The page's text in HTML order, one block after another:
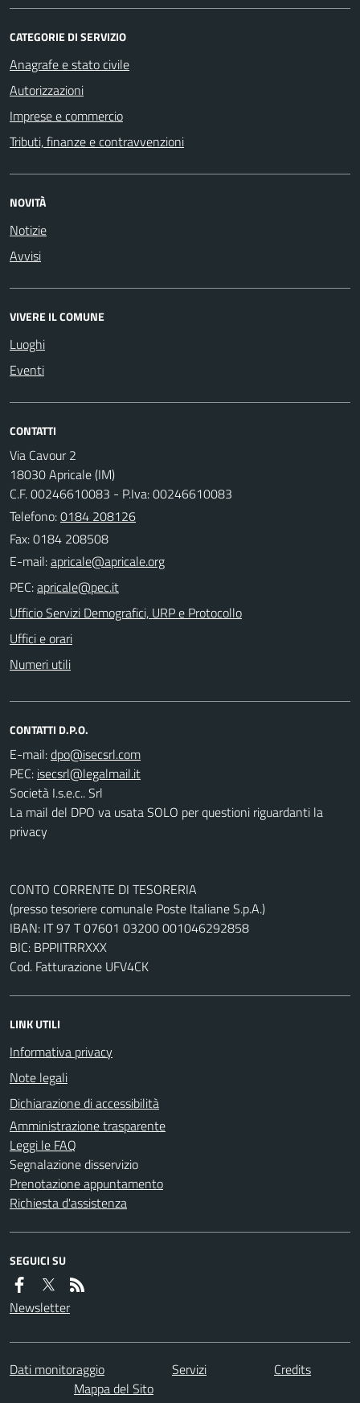
CATEGORIE DI SERVIZIO
Anagrafe e stato civile
Autorizzazioni
Imprese e commercio
Tributi, finanze e contravvenzioni
NOVITÀ
Notizie
Avvisi
VIVERE IL COMUNE
Luoghi
Eventi
CONTATTI
Via Cavour 2
18030 Apricale (IM)
C.F. 00246610083 - P.Iva: 00246610083
Telefono:0184 208126
Fax: 0184 208508
E-mail:
PEC:
Ufficio Servizi Demografici, URP e Protocollo
Uffici e orari
Numeri utili
CONTATTI D.P.O.
E-mail:
PEC:
Società I.s.e.c.. Srl
La mail del DPO va usata SOLO per questioni riguardanti la
privacy
CONTO CORRENTE DI TESORERIA
(presso tesoriere comunale Poste Italiane S.p.A.)
IBAN: IT 97 T 07601 03200 001046292858
BIC: BPPIITRRXXX
Cod. Fatturazione UFV4CK
LINK UTILI
Informativa privacy
Note legali
Dichiarazione di accessibilità
Amministrazione trasparente
Leggi le FAQ
Segnalazione disservizio
Prenotazione appuntamento
Richiesta d'assistenza
SEGUICI SU
Newsletter
Dati monitoraggio Servizi
Credits
Mappa del Sito